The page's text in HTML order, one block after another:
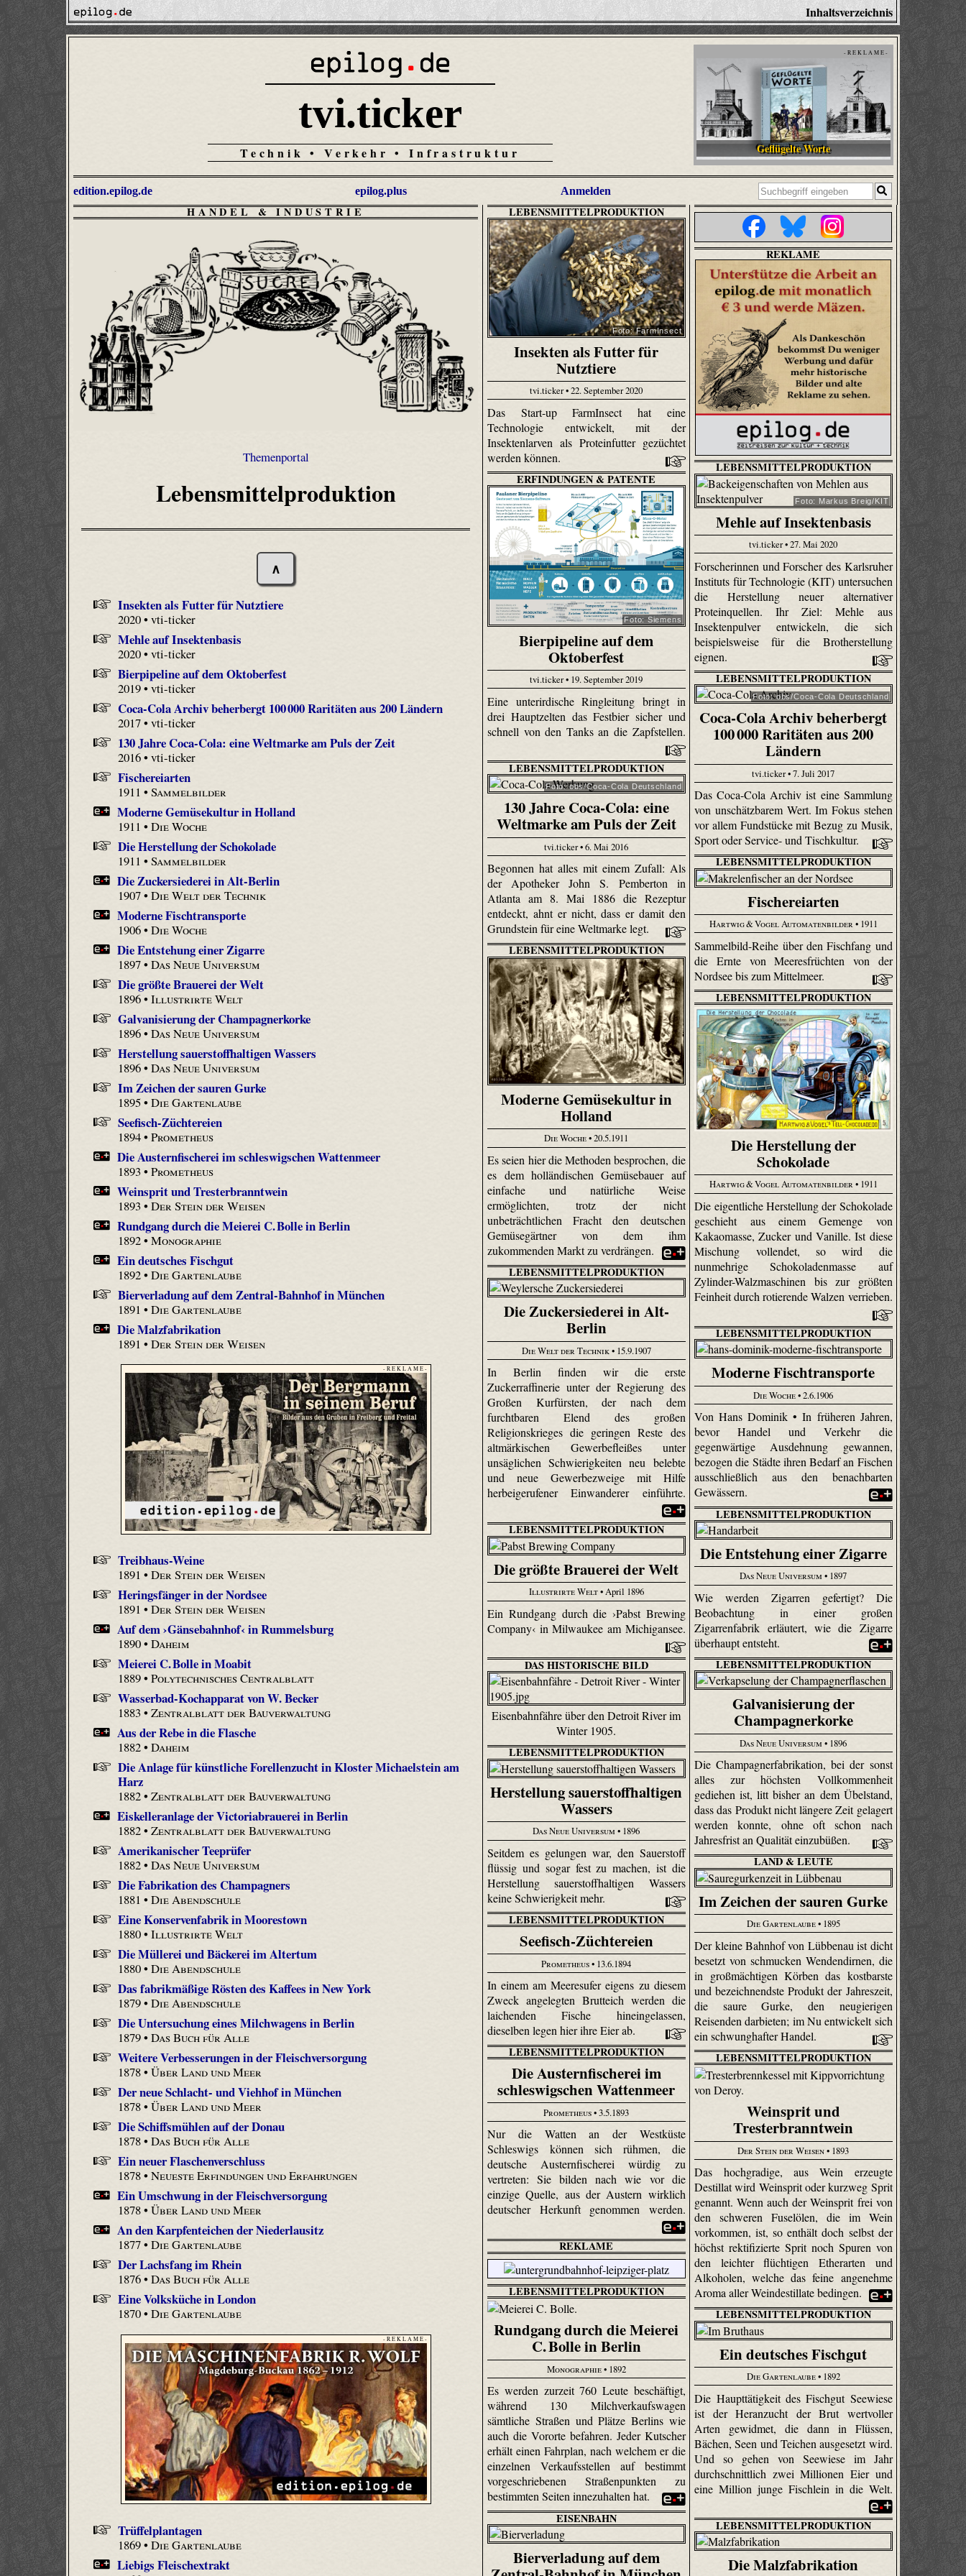
Inhaltsverzeichnis
tvi.ticker
Technik • Verkehr • Infrastruktur
- R E K L A M E -
Geflügelte Worte
edition.epilog.de epilog.plus Anmelden
HANDEL & INDUSTRIE
Themenportal
Lebensmittelproduktion
∧
Insekten als Futter für Nutztiere
2020 • vti-ticker
Mehle auf Insektenbasis
2020 • vti-ticker
Bierpipeline auf dem Oktoberfest
2019 • vti-ticker
Coca-Cola Archiv beherbergt 100 000 Raritäten aus 200 Ländern
2017 • vti-ticker
130 Jahre Coca-Cola: eine Weltmarke am Puls der Zeit
2016 • vti-ticker
Fischereiarten
1911 •Sammelbilder
Moderne Gemüsekultur in Holland
1911 •Die Woche
Die Herstellung der Schokolade
1911 •Sammelbilder
Die Zuckersiederei in Alt-Berlin
1907 •Die Welt der Technik
Moderne Fischtransporte
1906 •Die Woche
Die Entstehung einer Zigarre
1897 •Das Neue Universum
Die größte Brauerei der Welt
1896 •Illustrirte Welt
Galvanisierung der Champagnerkorke
1896 •Das Neue Universum
Herstellung sauerstoffhaltigen Wassers
1896 •Das Neue Universum
Im Zeichen der sauren Gurke
1895 •Die Gartenlaube
Seefisch-Züchtereien
1894 •Prometheus
Die Austernfischerei im schleswigschen Wattenmeer
1893 •Prometheus
Weinsprit und Tresterbranntwein
1893 •Der Stein der Weisen
Rundgang durch die Meierei C. Bolle in Berlin
1892 •Monographie
Ein deutsches Fischgut
1892 •Die Gartenlaube
Bierverladung auf dem Zentral-Bahnhof in München
1891 •Die Gartenlaube
Die Malzfabrikation
1891 •Der Stein der Weisen
- R E K L A M E -
Treibhaus-Weine
1891 •Der Stein der Weisen
Heringsfänger in der Nordsee
1891 •Der Stein der Weisen
Auf dem ›Gänsebahnhof‹ in Rummelsburg
1890 •Daheim
Meierei C. Bolle in Moabit
1889 •Polytechnisches Centralblatt
Wasserbad-Kochapparat von W. Becker
1883 •Zentralblatt der Bauverwaltung
Aus der Rebe in die Flasche
1882 •Daheim
Die Anlage für künstliche Forellenzucht in Kloster Michaelstein am
Harz
1882 •Zentralblatt der Bauverwaltung
Eiskelleranlage der Victoriabrauerei in Berlin
1882 •Zentralblatt der Bauverwaltung
Amerikanischer Teeprüfer
1882 •Das Neue Universum
Die Fabrikation des Champagners
1881 •Die Abendschule
Eine Konservenfabrik in Moorestown
1880 •Illustrirte Welt
Die Müllerei und Bäckerei im Altertum
1880 •Die Abendschule
Das fabrikmäßige Rösten des Kaffees in New York
1879 •Die Abendschule
Die Untersuchung eines Milchwagens in Berlin
1879 •Das Buch für Alle
Weitere Verbesserungen in der Fleischversorgung
1878 •Über Land und Meer
Der neue Schlacht- und Viehhof in München
1878 •Über Land und Meer
Die Schiffsmühlen auf der Donau
1878 •Das Buch für Alle
Ein neuer Flaschenverschluss
1878 •Neueste Erfindungen und Erfahrungen
Ein Umschwung in der Fleischversorgung
1878 •Über Land und Meer
An den Karpfenteichen der Niederlausitz
1877 •Die Gartenlaube
Der Lachsfang im Rhein
1876 •Das Buch für Alle
Eine Volksküche in London
1870 •Die Gartenlaube
- R E K L A M E -
Trüffelplantagen
1869 •Die Gartenlaube
Liebigs Fleischextrakt
LEBENSMITTELPRODUKTION
Foto: FarmInsect
Insekten als Futter für
Nutztiere
tvi.ticker • 22. September 2020
Das Start-up FarmInsect hat eine
Technologie entwickelt, mit der
Insektenlarven als Proteinfutter gezüchtet
werden können.
REKLAME
LEBENSMITTELPRODUKTION
Foto: Markus Breig/KIT
Mehle auf Insektenbasis
tvi.ticker • 27. Mai 2020
Forscherinnen und Forscher des Karlsruher
Instituts für Technologie (KIT) untersuchen
die Herstellung neuer alternativer
Proteinquellen. Ihr Ziel: Mehle aus
Insektenpulver entwickeln, die sich
beispielsweise für die Brotherstellung
eignen.
ERFINDUNGEN & PATENTE
Foto: Siemens
Bierpipeline auf dem
Oktoberfest
tvi.ticker • 19. September 2019
Eine unterirdische Ringleitung bringt in
drei Hauptzelten das Festbier sicher und
schnell von den Tanks an die Zapfstellen.
LEBENSMITTELPRODUKTION
Foto: obs/Coca-Cola Deutschland
Coca-Cola Archiv beherbergt
100 000 Raritäten aus 200
Ländern
tvi.ticker • 7. Juli 2017
Das Coca-Cola Archiv ist eine Sammlung
von unschätzbarem Wert. Im Fokus stehen
vor allem Fundstücke mit Bezug zu Musik,
Sport oder Service- und Tischkultur.
LEBENSMITTELPRODUKTION
Foto: obs/Coca-Cola Deutschland
130 Jahre Coca-Cola: eine
Weltmarke am Puls der Zeit
tvi.ticker • 6. Mai 2016
Begonnen hat alles mit einem Zufall: Als
der Apotheker John S. Pemberton in
Atlanta am 8. Mai 1886 die Rezeptur
entdeckt, ahnt er nicht, dass er damit den
Grundstein für eine Weltmarke legt.
LEBENSMITTELPRODUKTION
Fischereiarten
Hartwig & Vogel Automatenbilder• 1911
Sammelbild-Reihe über den Fischfang und
die Ernte von Meeresfrüchten von der
Nordsee bis zum Mittelmeer.
LEBENSMITTELPRODUKTION
Moderne Gemüsekultur in
Holland
Die Woche• 20.5.1911
Es seien hier die Methoden besprochen, die
es dem holländischen Gemüsebauer auf
einfache und natürliche Weise
ermöglichten, trotz der nicht
unbeträchtlichen Fracht den deutschen
Gemüsegärtner von dem ihm
zukommenden Markt zu verdrängen.
LEBENSMITTELPRODUKTION
Die Herstellung der
Schokolade
Hartwig & Vogel Automatenbilder• 1911
Die eigentliche Herstellung der Schokolade
geschieht aus einem Gemenge von
Kakaomasse, Zucker und Vanille. Ist diese
Mischung vollendet, so wird die
nunmehrige Schokoladenmasse auf
Zylinder-Walzmaschinen bis zur größten
Feinheit durch rotierende Walzen verrieben.
LEBENSMITTELPRODUKTION
Die Zuckersiederei in Alt-
Berlin
Die Welt der Technik• 15.9.1907
In Berlin finden wir die erste
Zuckerraffinerie unter der Regierung des
Großen Kurfürsten, der nach dem
furchtbaren Elend des großen
Religionskrieges die geringen Reste des
altmärkischen Gewerbefleißes unter
unsäglichen Schwierigkeiten neu belebte
und neue Gewerbezweige mit Hilfe
herbeigerufener Einwanderer einführte.
LEBENSMITTELPRODUKTION
Moderne Fischtransporte
Die Woche• 2.6.1906
Von Hans Dominik • In früheren Jahren,
bevor Handel und Verkehr die
gegenwärtige Ausdehnung gewannen,
bezogen die Städte ihren Bedarf an Fischen
ausschließlich aus den benachbarten
Gewässern.
LEBENSMITTELPRODUKTION
Die Entstehung einer Zigarre
Das Neue Universum • 1897
Wie werden Zigarren gefertigt? Die
Beobachtung in einer großen
Zigarrenfabrik erläutert, wie die Zigarre
überhaupt entsteht.
LEBENSMITTELPRODUKTION
Die größte Brauerei der Welt
Illustrirte Welt• April 1896
Ein Rundgang durch die ›Pabst Brewing
Company‹ in Milwaukee am Michigansee.
LEBENSMITTELPRODUKTION
Galvanisierung der
Champagnerkorke
Das Neue Universum • 1896
Die Champagnerfabrikation, bei der sonst
alles zur höchsten Vollkommenheit
gediehen ist, litt bisher an dem Übelstand,
dass das Produkt nicht längere Zeit gelagert
werden konnte, ohne oft schon nach
Jahresfrist an Qualität einzubüßen.
DAS HISTORISCHE BILD
Eisenbahnfähre über den Detroit River im
Winter 1905.
LEBENSMITTELPRODUKTION
Herstellung sauerstoffhaltigen
Wassers
Das Neue Universum • 1896
Seitdem es gelungen war, den Sauerstoff
flüssig und sogar fest zu machen, ist die
Herstellung sauerstoffhaltigen Wassers
keine Schwierigkeit mehr.
LAND & LEUTE
Im Zeichen der sauren Gurke
Die Gartenlaube• 1895
Der kleine Bahnhof von Lübbenau ist dicht
besetzt von schmucken Wendendirnen, die
in großmächtigen Körben das kostbarste
und bezeichnendste Produkt der Jahreszeit,
die saure Gurke, den neugierigen
Reisenden darbieten; im Nu entwickelt sich
ein schwunghafter Handel.
LEBENSMITTELPRODUKTION
Seefisch-Züchtereien
Prometheus• 13.6.1894
In einem am Meeresufer eigens zu diesem
Zweck angelegten Brutteich werden die
laichenden Fische hineingelassen,
dieselben legen hier ihre Eier ab.
LEBENSMITTELPRODUKTION
Die Austernfischerei im
schleswigschen Wattenmeer
Prometheus• 3.5.1893
Nur die Watten an der Westküste
Schleswigs können sich rühmen, die
deutsche Austern­fischerei würdig zu
vertreten: Sie bilden nach wie vor die
einzige Quelle, aus der Austern wirklich
deutscher Herkunft genommen werden.
LEBENSMITTELPRODUKTION
Weinsprit und
Tresterbranntwein
Der Stein der Weisen• 1893
Das hochgradige, aus Wein erzeugte
Destillat wird Weinsprit oder kurzweg Sprit
genannt. Wenn auch der Weinsprit frei von
den schweren Fuselölen, die im Wein
vorkommen, ist, so enthält doch selbst der
höchst rektifi­zierte Sprit noch Spuren von
den leichter flüchtigen Ether­arten und
Alkoholen, welche das feine angenehme
Aroma aller Weindestillate bedingen.
REKLAME
LEBENSMITTELPRODUKTION
Rundgang durch die Meierei
C. Bolle in Berlin
Monographie• 1892
Es werden zurzeit 760 Leute beschäftigt,
während 130 Milchverkaufswagen
sämtliche Straßen und Plätze Berlins wie
auch die Vororte befahren. Jeder Kutscher
erhält einen Fahrplan, nach welchem er die
einzelnen Verkaufsstellen auf bestimmt
vorgeschriebenen Straßenpunkten zu
bestimmten Seiten innezuhalten hat.
LEBENSMITTELPRODUKTION
Ein deutsches Fischgut
Die Gartenlaube• 1892
Die Haupttätigkeit des Fischgut Seewiese
ist der Heran­zucht der Brut wertvoller
Arten gewidmet, die dann in Flüssen,
Bächen, Seen und Teichen ausgesetzt wird.
Und so gehen von Seewiese im Jahr
durchschnittlich zwei Millionen Eier und
eine Million junge Fischlein in die Welt.
EISENBAHN
Bierverladung auf dem
LEBENSMITTELPRODUKTION
Die Malzfabrikation